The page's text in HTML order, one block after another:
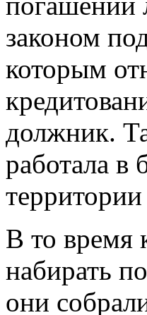
законом
которым
должник.
работала в
В то время
набирать
они